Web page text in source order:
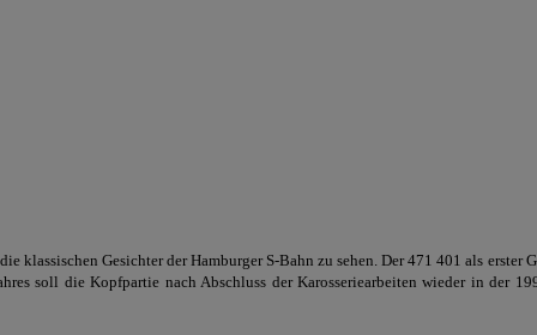
klassischen Gesichter der Hamburger S-Bahn zu sehen. Der 471 401 als erster
soll die Kopfpartie nach Abschluss der Karosseriearbeiten wieder in der